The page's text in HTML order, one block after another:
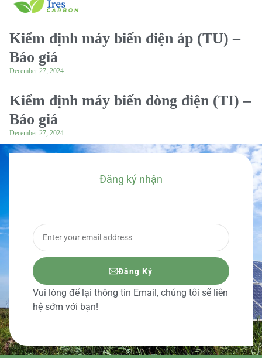
Kiểm định máy biến điện áp (TU) –
Báo giá
December 27, 2024
Kiểm định máy biến dòng điện (TI) –
Báo giá
December 27, 2024
Đăng ký nhận
Đăng Ký
Vui lòng để lại thông tin Email, chúng tôi sẽ liên
hệ sớm với bạn!